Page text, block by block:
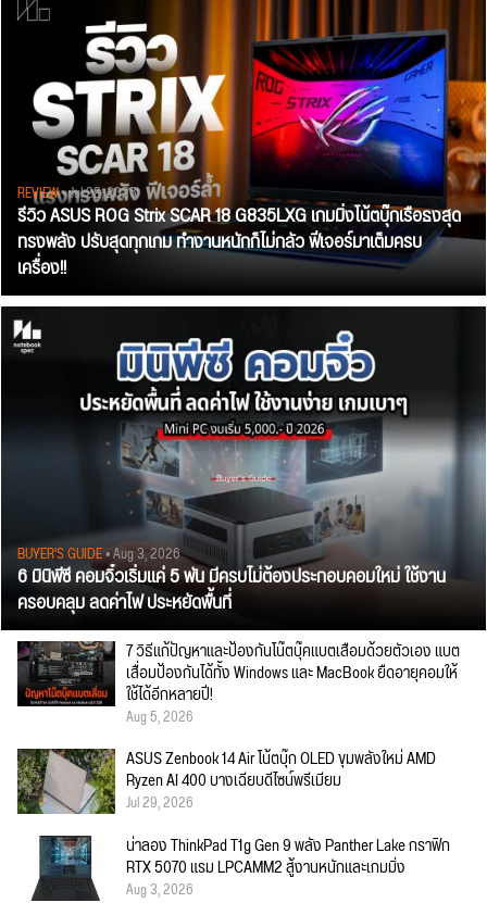
REVIEW• Jul 28, 2026
รีวิว ASUS ROG Strix SCAR 18 G835LXG เกมมิ่งโน้ตบุ๊กเรือธงสุด
ทรงพลัง ปรับสุดทุกเกม ทำงานหนักก็ไม่กลัว ฟีเจอร์มาเต็มครบ
เครื่อง!!
BUYER'S GUIDE• Aug 3, 2026
6 มินิพีซี คอมจิ๋วเริ่มแค่ 5 พัน มีครบไม่ต้องประกอบคอมใหม่ ใช้งาน
ครอบคลุม ลดค่าไฟ ประหยัดพื้นที่
7 วิธีแก้ปัญหาและป้องกันโน๊ตบุ๊คแบตเสื่อมด้วยตัวเอง แบต
เสื่อมป้องกันได้ทั้ง Windows และ MacBook ยืดอายุคอมให้
ใช้ได้อีกหลายปี!
Aug 5, 2026
ASUS Zenbook 14 Air โน้ตบุ๊ก OLED ขุมพลังใหม่ AMD
Ryzen AI 400 บางเฉียบดีไซน์พรีเมียม
Jul 29, 2026
น่าลอง ThinkPad T1g Gen 9 พลัง Panther Lake กราฟิก
RTX 5070 แรม LPCAMM2 สู้งานหนักและเกมมิ่ง
Aug 3, 2026